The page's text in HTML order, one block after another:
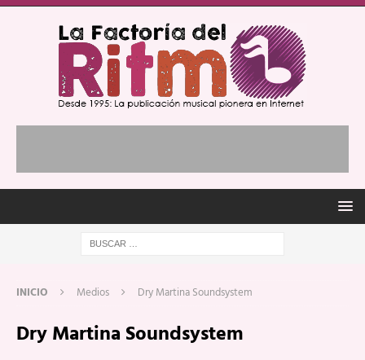
INICIO Medios Dry Martina Soundsystem
Dry Martina Soundsystem